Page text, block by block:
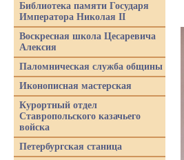
Библиотека памяти Государя
Императора Николая II
Воскресная школа Цесаревича
Алексия
Паломническая служба общины
Иконописная мастерская
Курортный отдел
Ставропольского казачьего
войска
Петербургская станица